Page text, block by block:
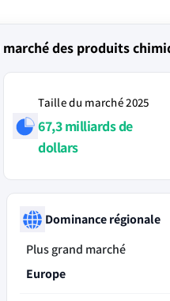
des produits
Taille du marché 2025
67,3 milliards de
dollars
Dominance régionale
Plus grand marché
Europe